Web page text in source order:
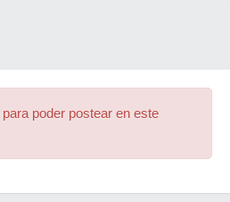
para poder postear en este